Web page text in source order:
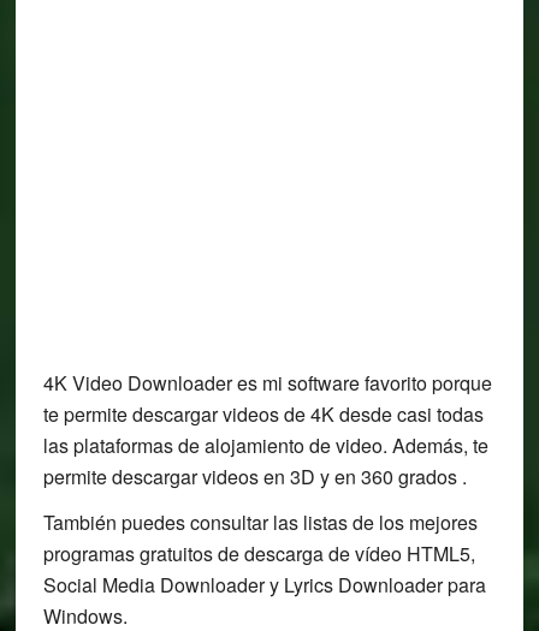
4K Video Downloader es mi software favorito porque
te permite descargar videos de 4K desde casi todas
las plataformas de alojamiento de video. Además, te
permite descargar videos en 3D y en 360 grados .
También puedes consultar las listas de los mejores
programas gratuitos de descarga de vídeo HTML5,
Social Media Downloader y Lyrics Downloader para
Windows.